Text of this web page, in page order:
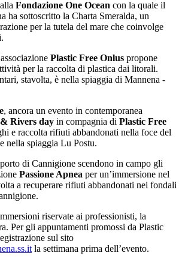
Fondazione One Ocean con la quale il
ha sottoscritto la Charta Smeralda, un
per la tutela del mare che coinvolge
Plastic Free Onlus propone
per la raccolta di plastica dai litorali.
stavolta, è nella spiaggia di Mannena -
, ancora un evento in contemporanea
& Rivers day in compagnia di Plastic Free
e raccolta rifiuti abbandonati nella foce del
nella spiaggia Lu Postu.
di Cannigione scendono in campo gli
Passione Apnea per un’immersione nel
a recuperare rifiuti abbandonati nei fondali
riservate ai professionisti, la
Per gli appuntamenti promossi da Plastic
sul sito
la settimana prima dell’evento.